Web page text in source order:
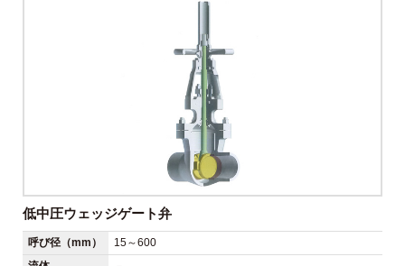
低中圧ウェッジゲート弁
呼び径（mm）
15～600